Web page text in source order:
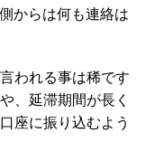
からは何も連絡は
われる事は稀です
、延滞期間が長く
座に振り込むよう